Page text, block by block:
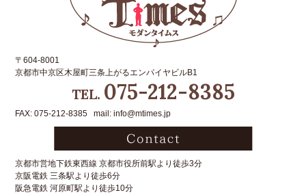
〒604-8001
京都市中京区木屋町三条上がるエンパイヤビルB1
TEL. 075-212-8385
FAX: 075-212-8385 mail: info@mtimes.jp
京都市営地下鉄東西線 京都市役所前駅より徒歩3分
京阪電鉄 三条駅より徒歩6分
阪急電鉄 河原町駅より徒歩10分